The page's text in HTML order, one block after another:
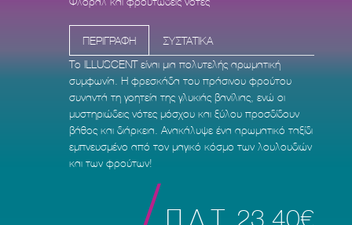
ΠΕΡΙΓΡΑΦΗ
ΣΥΣΤΑΤΙΚΑ
Το ILLUSCENT είναι μια πολυτελής αρωματική
συμφωνία. Η φρεσκάδα του πράσινου φρούτου
συναντά τη γοητεία της γλυκιάς βανίλιας, ενώ οι
μυστηριώδεις νότες μόσχου και ξύλου προσδίδουν
βάθος και διάρκεια. Ανακάλυψε ένα αρωματικό ταξίδι
εμπνευσμένο από τον μαγικό κόσμο των λουλουδιών
και των φρούτων!
Π.Λ.Τ. 23,40€